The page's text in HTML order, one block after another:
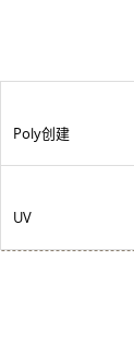
Poly创建
UV